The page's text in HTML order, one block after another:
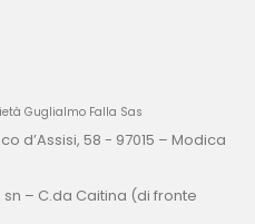
Guglialmo Falla Sas
d’Assisi, 58 - 97015 – Modica
sn – C.da Caitina (di fronte